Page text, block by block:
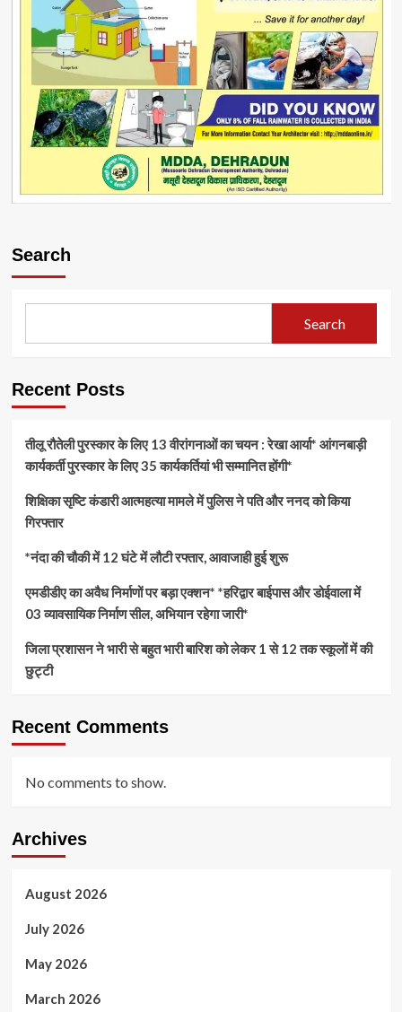
Search
Search
Recent Posts
तीलू रौतेली पुरस्कार के लिए 13 वीरांगनाओं का चयन : रेखा आर्या* आंगनबाड़ी
कार्यकर्ती पुरस्कार के लिए 35 कार्यकर्तियां भी सम्मानित होंगी*
शिक्षिका सृष्टि कंडारी आत्महत्या मामले में पुलिस ने पति और ननद को किया
गिरफ्तार
*नंदा की चौकी में 12 घंटे में लौटी रफ्तार, आवाजाही हुई शुरू
एमडीडीए का अवैध निर्माणों पर बड़ा एक्शन* *हरिद्वार बाईपास और डोईवाला में
03 व्यावसायिक निर्माण सील, अभियान रहेगा जारी*
जिला प्रशासन ने भारी से बहुत भारी बारिश को लेकर 1 से 12 तक स्कूलों में की
छुट्टी
Recent Comments
No comments to show.
Archives
August 2026
July 2026
May 2026
March 2026